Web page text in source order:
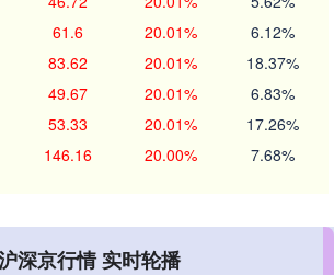
61.6 20.01% 6.12%
83.62 20.01% 18.37%
49.67 20.01% 6.83%
53.33 20.01% 17.26%
146.16 20.00% 7.68%
深京行情 实时轮播